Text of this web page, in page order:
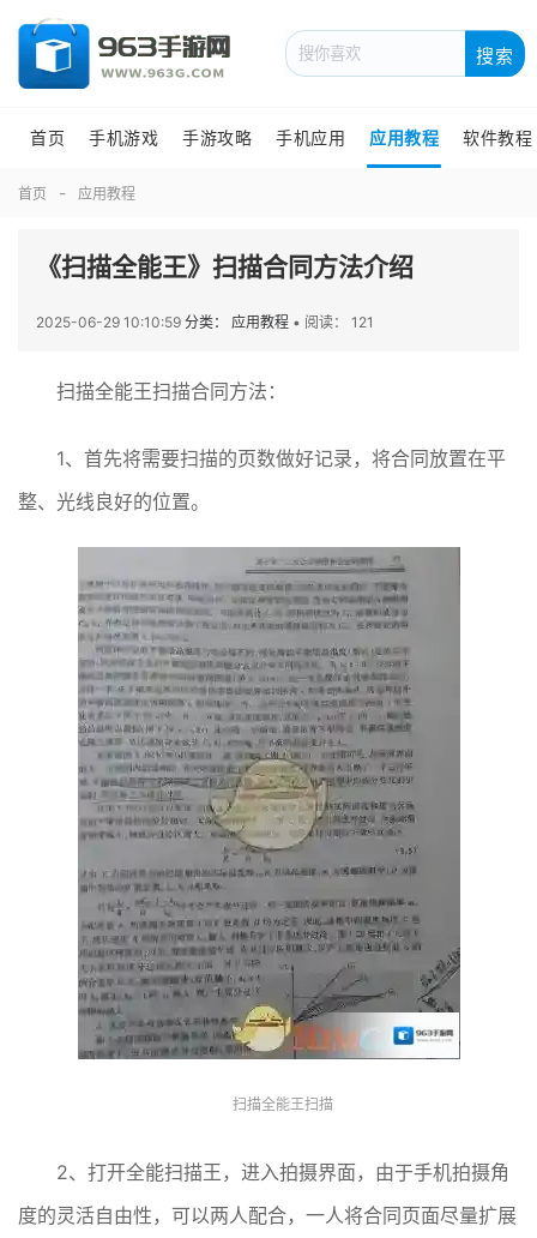
搜索
首页 手机游戏 手游攻略 手机应用 应用教程 软件教程
首页 应用教程
《扫描全能王》扫描合同方法介绍
2025-06-29 10:10:59 分类： 应用教程 • 阅读： 121
扫描全能王扫描合同方法：
1、首先将需要扫描的页数做好记录，将合同放置在平
整、光线良好的位置。
扫描全能王扫描
2、打开全能扫描王，进入拍摄界面，由于手机拍摄角
度的灵活自由性，可以两人配合，一人将合同页面尽量扩展